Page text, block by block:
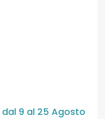
dal 9 al 25 Agosto